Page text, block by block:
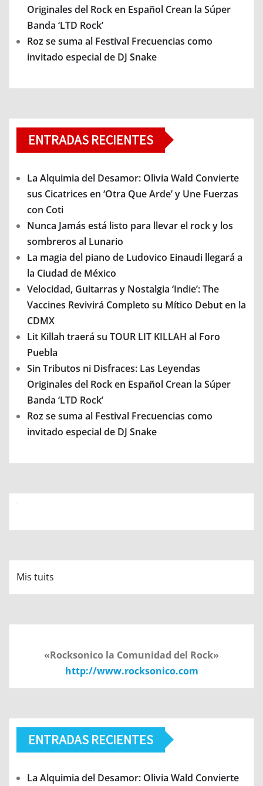
Originales del Rock en Español Crean la Súper
Banda ‘LTD Rock’
Roz se suma al Festival Frecuencias como
invitado especial de DJ Snake
ENTRADAS RECIENTES
La Alquimia del Desamor: Olivia Wald Convierte
sus Cicatrices en ‘Otra Que Arde’ y Une Fuerzas
con Coti
Nunca Jamás está listo para llevar el rock y los
sombreros al Lunario
La magia del piano de Ludovico Einaudi llegará a
la Ciudad de México
Velocidad, Guitarras y Nostalgia ‘Indie’: The
Vaccines Revivirá Completo su Mítico Debut en la
CDMX
Lit Killah traerá su TOUR LIT KILLAH al Foro
Puebla
Sin Tributos ni Disfraces: Las Leyendas
Originales del Rock en Español Crean la Súper
Banda ‘LTD Rock’
Roz se suma al Festival Frecuencias como
invitado especial de DJ Snake
Mis tuits
«Rocksonico la Comunidad del Rock»
http://www.rocksonico.com
ENTRADAS RECIENTES
La Alquimia del Desamor: Olivia Wald Convierte